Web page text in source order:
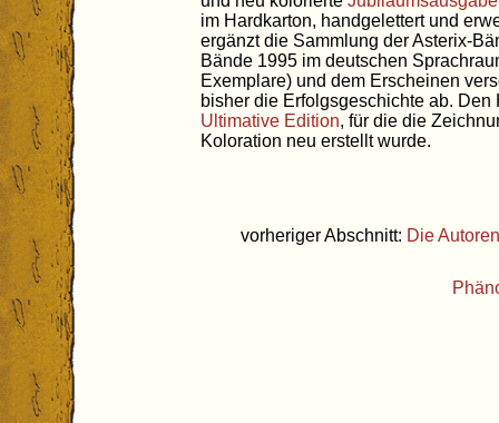
im Hardkarton, handgelettert und
ergänzt die Sammlung der Asterix-
Bände 1995 im deutschen
Exemplare) und dem Erscheinen
bisher die Erfolgsgeschichte ab.
Ultimative Edition, für die die
Koloration neu erstellt wurde.
vorheriger Abschnitt: Die Autoren